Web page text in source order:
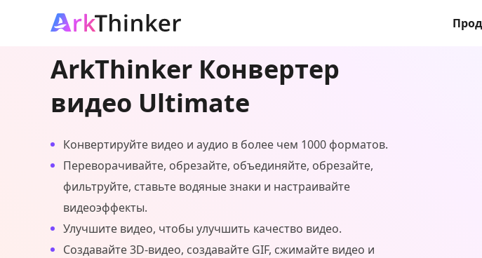
ArkThinker Конвертер
видео Ultimate
Конвертируйте видео и аудио в более чем 1000 форматов.
Переворачивайте, обрезайте, объединяйте, обрезайте,
фильтруйте, ставьте водяные знаки и настраивайте
видеоэффекты.
Улучшите видео, чтобы улучшить качество видео.
Создавайте 3D-видео, создавайте GIF, сжимайте видео и